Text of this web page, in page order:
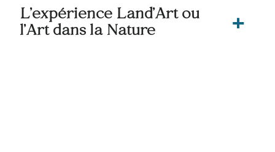
L’expérience Land’Art ou
l’Art dans la Nature